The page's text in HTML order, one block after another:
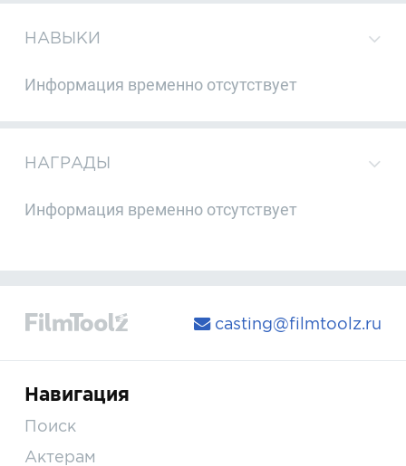
НАВЫКИ
Информация временно отсутствует
НАГРАДЫ
Информация временно отсутствует
casting@filmtoolz.ru
Навигация
Поиск
Актерам